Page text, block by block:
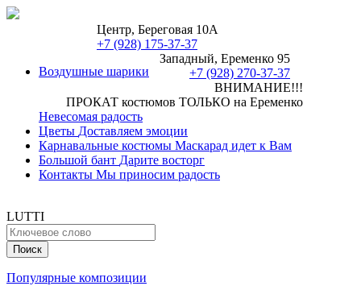
Центр, Береговая 10А
+7 (928) 175-37-37
Западный, Еременко 95
+7 (928) 270-37-37
ВНИМАНИЕ!!!
ПРОКАТ костюмов ТОЛЬКО на Еременко
Воздушные шарики
Невесомая радость
Цветы Доставляем эмоции
Карнавальные костюмы Маскарад идет к Вам
Большой бант Дарите восторг
Контакты Мы приносим радость
LUTTI
Популярные композиции